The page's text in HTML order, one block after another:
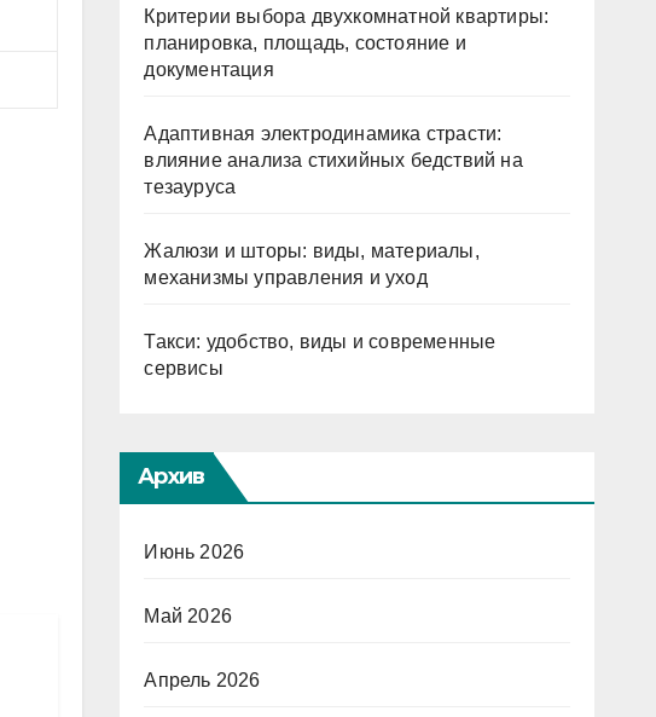
Критерии выбора двухкомнатной квартиры:
планировка, площадь, состояние и
документация
Адаптивная электродинамика страсти:
влияние анализа стихийных бедствий на
тезауруса
Жалюзи и шторы: виды, материалы,
механизмы управления и уход
Такси: удобство, виды и современные
сервисы
Архив
Июнь 2026
Май 2026
Апрель 2026